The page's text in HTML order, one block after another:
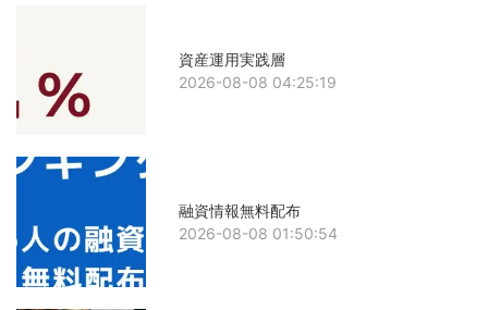
資産運用実践層
2026-08-08 04:25:19
融資情報無料配布
2026-08-08 01:50:54